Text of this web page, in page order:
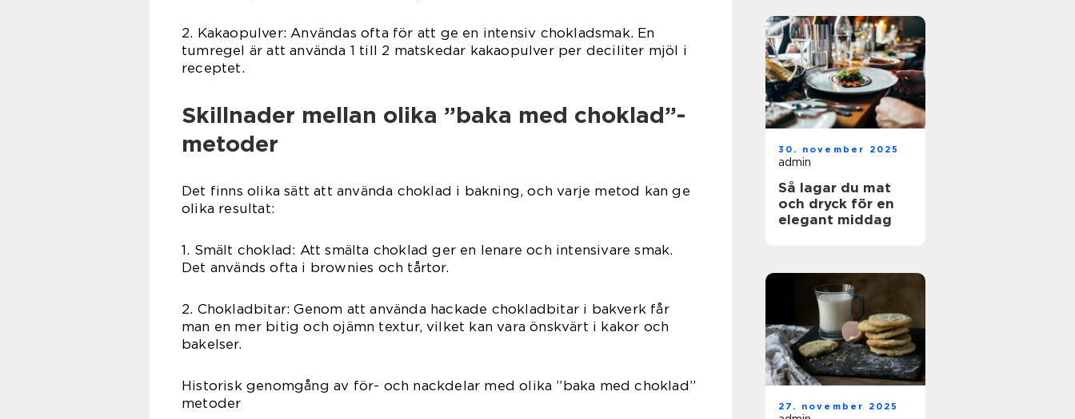
2. Kakaopulver: Användas ofta för att ge en intensiv chokladsmak. En
tumregel är att använda 1 till 2 matskedar kakaopulver per deciliter mjöl i
receptet.
Skillnader mellan olika ”baka med choklad”-
metoder
Det finns olika sätt att använda choklad i bakning, och varje metod kan ge
olika resultat:
1. Smält choklad: Att smälta choklad ger en lenare och intensivare smak.
Det används ofta i brownies och tårtor.
2. Chokladbitar: Genom att använda hackade chokladbitar i bakverk får
man en mer bitig och ojämn textur, vilket kan vara önskvärt i kakor och
bakelser.
Historisk genomgång av för- och nackdelar med olika ”baka med choklad”
metoder
30. november 2025
admin
Så lagar du mat
och dryck för en
elegant middag
27. november 2025